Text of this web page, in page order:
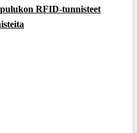
RFID-tunnisteet